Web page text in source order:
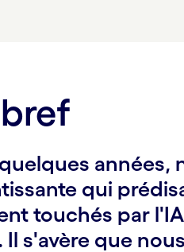
années,
qui
touchés par
Il s'avère que